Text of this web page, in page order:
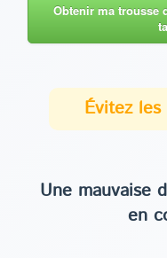
Obtenir ma trousse
Évitez
Une mauvaise
en